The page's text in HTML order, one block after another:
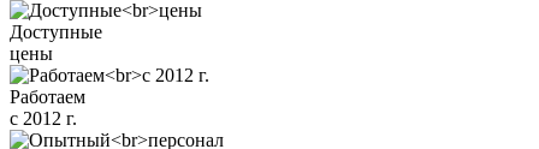
Доступные
цены
Работаем
с 2012 г.